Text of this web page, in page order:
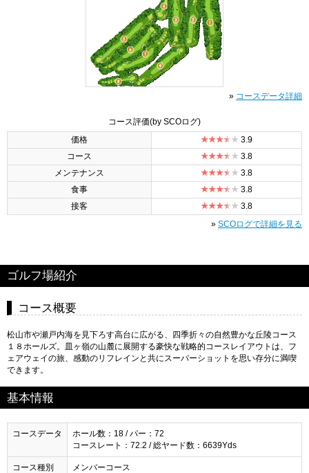
» コースデータ詳細
コース評価(by SCOログ)
価格
3.9
コース
3.8
メンテナンス
3.8
食事
3.8
接客
3.8
» SCOログで詳細を見る
ゴルフ場紹介
コース概要
松山市や瀬戸内海を見下ろす高台に広がる、四季折々の自然豊かな丘陵コース
１８ホールズ。皿ヶ嶺の山麓に展開する豪快な戦略的コースレイアウトは、フ
ェアウェイの旅、感動のリフレインと共にスーパーショットを思い存分に満喫
できます。
基本情報
コースデータ
ホール数：18 / パー：72
コースレート：72.2 / 総ヤード数：6639Yds
コース種別 メンバーコース